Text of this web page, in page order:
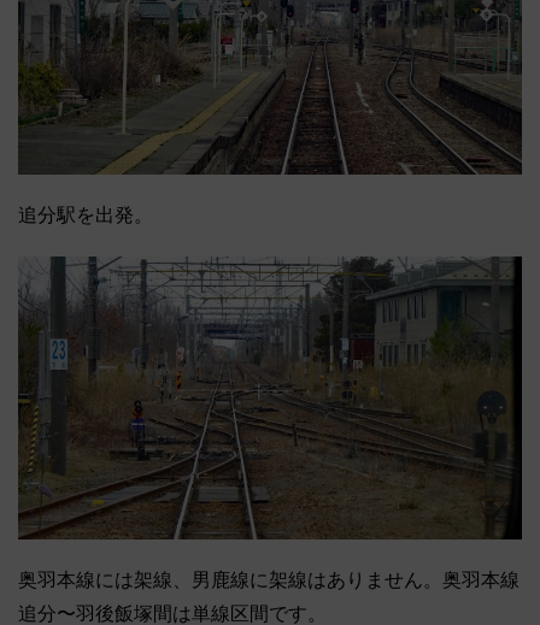
追分駅を出発。
奥羽本線には架線、男鹿線に架線はありません。奥羽本線
追分〜羽後飯塚間は単線区間です。